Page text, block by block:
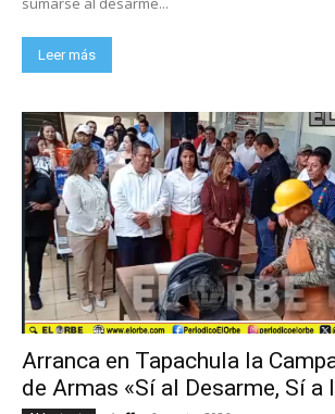
Leer más
Arranca en Tapachula la
de Armas «Sí al Desarme, Sí a